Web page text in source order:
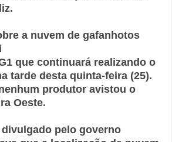
a nuvem de gafanhotos
que continuará realizando o
tarde desta quinta-feira (25).
produtor avistou o
Oeste.
pelo governo